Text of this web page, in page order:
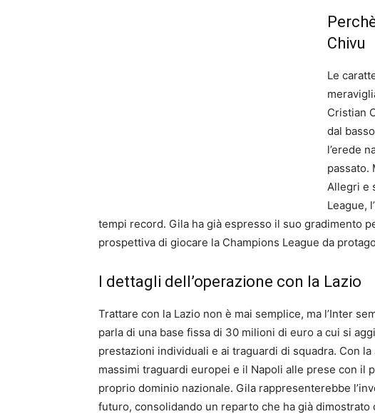
Chivu
Le
Cristian
dal
l’erede
passato.
Allegri e
League,
tempi record. Gila ha già espresso il suo gradimento
prospettiva di giocare la Champions League da
I dettagli dell’operazione con la Lazio
Trattare con la Lazio non è mai semplice, ma l’Inter
parla di una base fissa di 30 milioni di euro a cui si
prestazioni individuali e ai traguardi di squadra. Con
massimi traguardi europei e il Napoli alle prese con
proprio dominio nazionale. Gila rappresenterebbe
futuro, consolidando un reparto che ha già